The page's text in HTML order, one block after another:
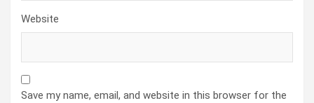
Website
Save my name, email, and website in this browser for the